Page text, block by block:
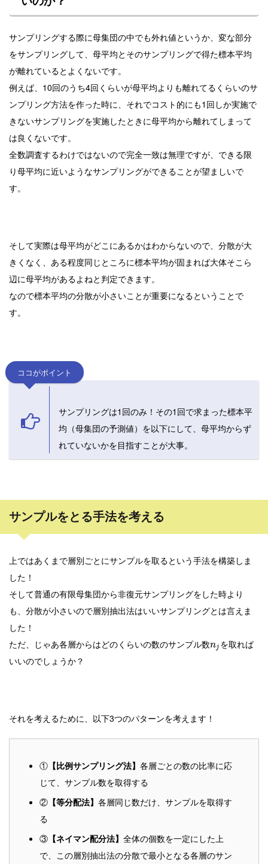
サンプリングする際に母集団の中でも外れ値というか、変な部分
をサンプリングして、母平均とそのサンプリングで得た標本平均
が離れているとよくないです。
例えば、10回のうち4回くらいが母平均よりも離れてるくらいのサ
ンプリング方法を作った時に、それでコスト的にも1回しか実施で
きないサンプリングを実施したときに母平均から離れてしまって
は良くないです。
全数調査するわけではないので完全一致は無理ですが、できる限
り母平均に近いようなサンプリングができることが望ましいで
す。
そして実際は母平均がどこにあるかはわからないので、分散が大
きくなく、ある程度同じところに標本平均が固まれば大体そこら
辺に母平均があるよねと判定できます。
なので標本平均の分散が小さいことが重要になるということで
す。
ココがポイント
サンプリングは1回のみ！その1回で求まった標本平
均（母集団の予測値）を以下にして、母平均からず
れていないかを目指すことが大事。
サンプルをとる手法を考える
上ではあくまで層別ごとにサンプルを取るという手法を構築しま
した！
そして普通の有限母集団から非復元サンプリングをした時より
も、分散が小さいので層別抽出法はいいサンプリングとは言えま
した！
ただ、じゃあ各層からはどのくらいの数のサンプル数nj を取れば
いいのでしょうか？
それを考えるために、以下3つのパターンを考えます！
① 【比例サンプリング法】各層ごとの数の比率に応
じて、サンプル数を取得する
② 【等分配法】各層同じ数だけ、サンプルを取得す
る
③ 【ネイマン配分法】全体の個数を一定にした上
で、この層別抽出法の分散で最小となる各層のサン